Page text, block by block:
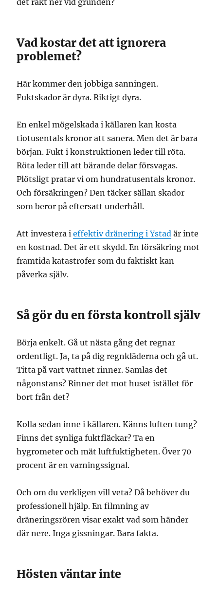
det rakt ner vid grunden?
Vad kostar det att ignorera
problemet?
Här kommer den jobbiga sanningen.
Fuktskador är dyra. Riktigt dyra.
En enkel mögelskada i källaren kan kosta
tiotusentals kronor att sanera. Men det är bara
början. Fukt i konstruktionen leder till röta.
Röta leder till att bärande delar försvagas.
Plötsligt pratar vi om hundratusentals kronor.
Och försäkringen? Den täcker sällan skador
som beror på eftersatt underhåll.
Att investera ieffektiv dränering i Ystad är inte
en kostnad. Det är ett skydd. En försäkring mot
framtida katastrofer som du faktiskt kan
påverka själv.
Så gör du en första kontroll själv
Börja enkelt. Gå ut nästa gång det regnar
ordentligt. Ja, ta på dig regnkläderna och gå ut.
Titta på vart vattnet rinner. Samlas det
någonstans? Rinner det mot huset istället för
bort från det?
Kolla sedan inne i källaren. Känns luften tung?
Finns det synliga fuktfläckar? Ta en
hygrometer och mät luftfuktigheten. Över 70
procent är en varningssignal.
Och om du verkligen vill veta? Då behöver du
professionell hjälp. En filmning av
dräneringsrören visar exakt vad som händer
där nere. Inga gissningar. Bara fakta.
Hösten väntar inte